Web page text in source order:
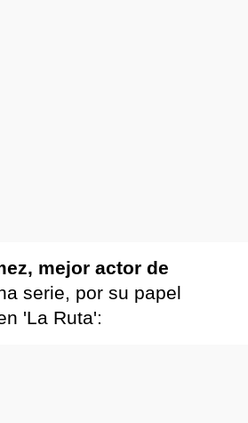
mejor actor de
serie, por su papel
'La Ruta':